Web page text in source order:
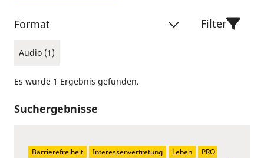
Format
Audio (1)
Filter
Es wurde 1 Ergebnis gefunden.
Suchergebnisse
Barrierefreiheit Interessenvertretung Leben
PRO